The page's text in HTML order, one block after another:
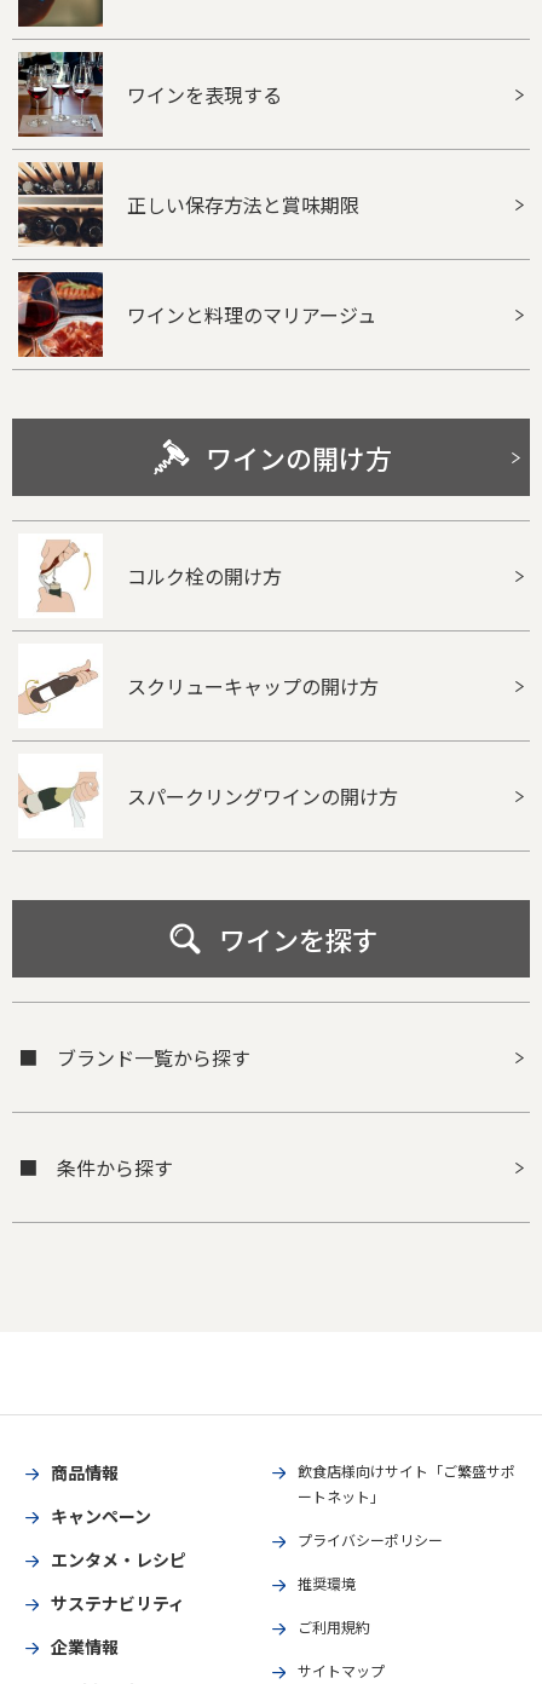
ワインを表現する
正しい保存方法と賞味期限
ワインと料理のマリアージュ
ワインの開け方
コルク栓の開け方
スクリューキャップの開け方
スパークリングワインの開け方
ワインを探す
■ ブランド一覧から探す
■ 条件から探す
商品情報
キャンペーン
エンタメ・レシピ
サステナビリティ
企業情報
飲食店様向けサイト「ご繁盛サポ
ートネット」
プライバシーポリシー
推奨環境
ご利用規約
サイトマップ